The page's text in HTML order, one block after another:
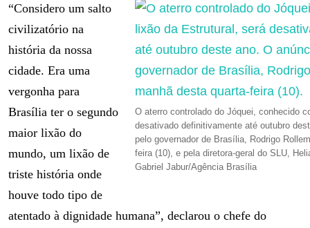
O aterro controlado do Jóquei, conhecido
desativado definitivamente até outubro
pelo governador de Brasília, Rodrigo
feira (10), e pela diretora-geral do SLU,
Gabriel Jabur/Agência Brasília
“Considero um salto
civilizatório na
história da nossa
cidade. Era uma
vergonha para
Brasília ter o segundo
maior lixão do
mundo, um lixão de
triste história onde
houve todo tipo de
atentado à dignidade humana”, declarou o chefe do